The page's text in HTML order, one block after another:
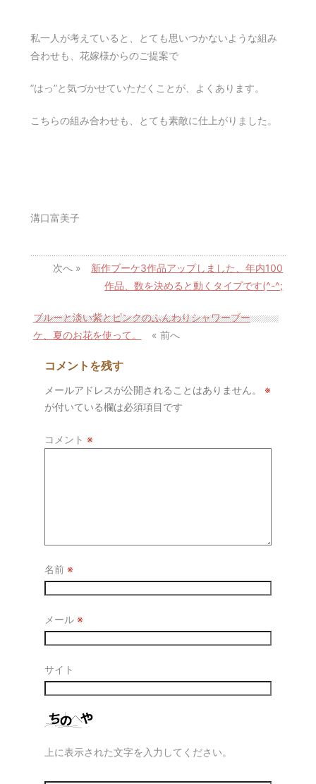
私一人が考えていると、とても思いつかないような組み
合わせも、花嫁様からのご提案で
”はっ”と気づかせていただくことが、よくあります。
こちらの組み合わせも、とても素敵に仕上がりました。
溝口富美子
次へ » 新作ブーケ3作品アップしました、年内100
作品、数を決めると動くタイプです(^-^;
ブルーと淡い紫とピンクのふんわりシャワーブー
ケ、夏のお花を使って。
« 前へ
コメントを残す
メールアドレスが公開されることはありません。
※
が付いている欄は必須項目です
コメント ※
名前 ※
メール ※
サイト
上に表示された文字を入力してください。